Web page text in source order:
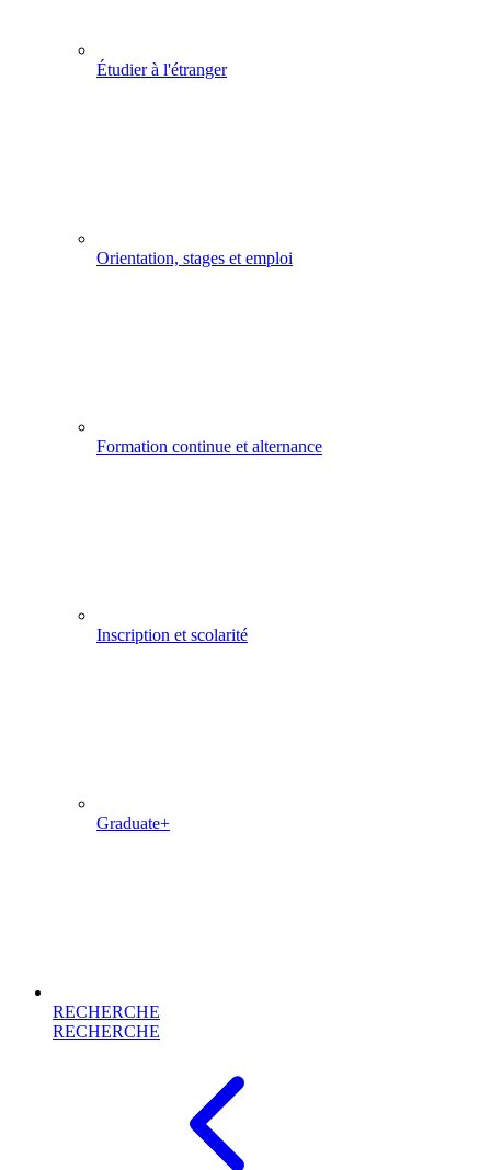
Étudier à l'étranger
Orientation, stages et emploi
Formation continue et alternance
Inscription et scolarité
Graduate+
RECHERCHE
RECHERCHE